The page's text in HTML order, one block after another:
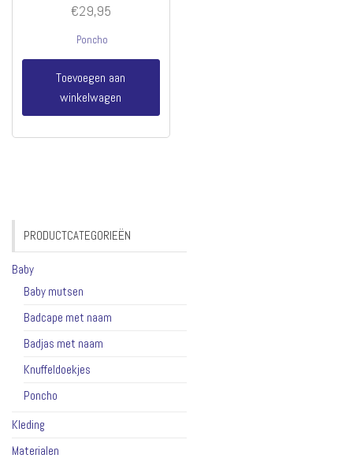
€29,95
Poncho
Toevoegen aan
winkelwagen
PRODUCTCATEGORIEËN
Baby
Baby mutsen
Badcape met naam
Badjas met naam
Knuffeldoekjes
Poncho
Kleding
Materialen